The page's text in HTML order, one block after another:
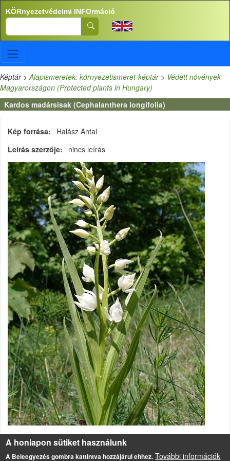
Ugrás a tartalomra
KÖRnyezetvédelmi INFOrmáció
Search
Képtár>Alapismeretek: környezetismeret-képtár> Védett növények
Magyarországon (Protected plants in Hungary)
Kardos madársisak (Cephalanthera longifolia)
Kép forrása
Halász Antal
Leírás szerzője
nincs leírás
Természetvédelmi értéke: 5000 Ft
A honlapon sütiket használunk
A Beleegyezés gombra kattintva hozzájárul ehhez. További információk